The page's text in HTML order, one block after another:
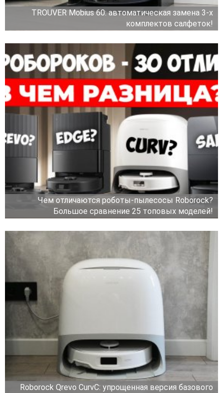
TROUVER Mobius 60: автоматическая замена 3-х
комплектов салфеток!
Чем отличаются роботы-пылесосы Roborock?
Большое сравнение 25 топовых моделей!
Roborock Qrevo CurvC: упрощенная версия базового